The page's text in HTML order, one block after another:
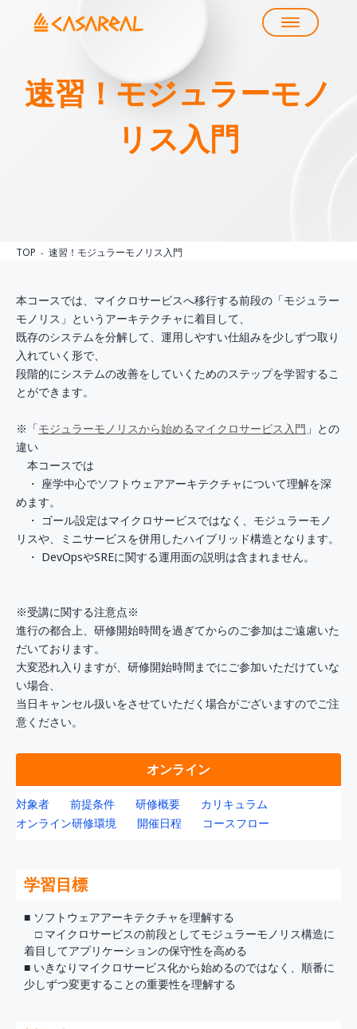
速習！モジュラーモノ
リス入門
TOP 速習！モジュラーモノリス入門
本コースでは、マイクロサービスへ移行する前段の「モジュラー
モノリス」というアーキテクチャに着目して、
既存のシステムを分解して、運用しやすい仕組みを少しずつ取り
入れていく形で、
段階的にシステムの改善をしていくためのステップを学習するこ
とができます。
※「モジュラーモノリスから始めるマイクロサービス入門 」との
違い
本コースでは
・ 座学中心でソフトウェアアーキテクチャについて理解を深
めます。
・ ゴール設定はマイクロサービスではなく、モジュラーモノ
リスや、ミニサービスを併用したハイブリッド構造となります。
・ DevOpsやSREに関する運用面の説明は含まれません。
※受講に関する注意点※
進行の都合上、研修開始時間を過ぎてからのご参加はご遠慮いた
だいております。
大変恐れ入りますが、研修開始時間までにご参加いただけていな
い場合、
当日キャンセル扱いをさせていただく場合がございますのでご注
意ください。
オンライン
対象者 前提条件 研修概要
カリキュラム
オンライン研修環境
開催日程 コースフロー
学習目標
■ ソフトウェアアーキテクチャを理解する
□ マイクロサービスの前段としてモジュラーモノリス構造に
着目してアプリケーションの保守性を高める
■ いきなりマイクロサービス化から始めるのではなく、順番に
少しずつ変更することの重要性を理解する